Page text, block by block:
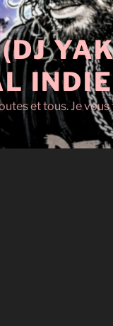
INDIE
et tous. Je